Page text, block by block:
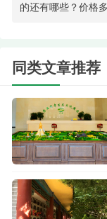
的还有哪些？价格
同类文章推荐